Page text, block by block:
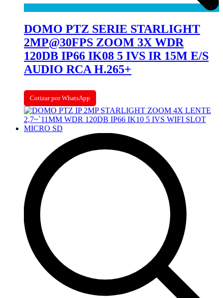
DOMO PTZ SERIE STARLIGHT
2MP@30FPS ZOOM 3X WDR
120DB IP66 IK08 5 IVS IR 15M E/S
AUDIO RCA H.265+
Cotizar por WhatsApp